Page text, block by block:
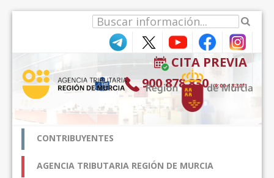
CITA PREVIA
900 878 830 (9:00-18:30*)
CONTRIBUYENTES
AGENCIA TRIBUTARIA REGIÓN DE MURCIA